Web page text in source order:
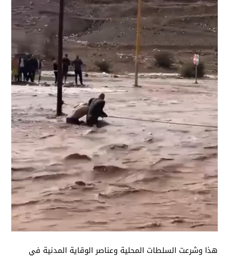
هذا وشرعت السلطات المحلية وعناصر الوقاية المدنية في